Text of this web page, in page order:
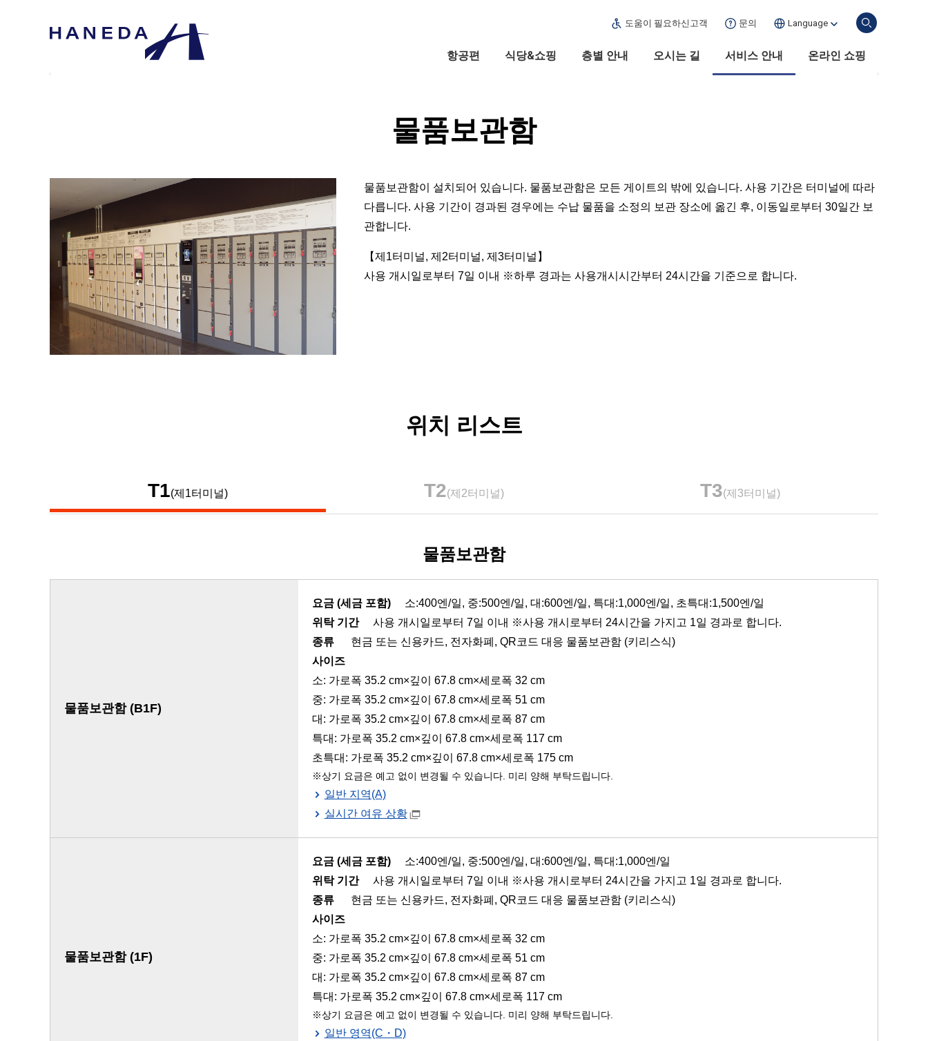
항공편 식당&쇼핑 층별 안내 오시는 길 서비스 안내 온라인 쇼핑
도움이 필요하신 고객 문의 Language
물품보관함
물품보관함이 설치되어 있습니다. 물품보관함은 모든 게이트의 밖에 있습니다. 사용 기간은 터미널에 따라
다릅니다. 사용 기간이 경과된 경우에는 수납 물품을 소정의 보관 장소에 옮긴 후, 이동일로부터 30일간 보
관합니다.
【제1터미널, 제2터미널, 제3터미널】
사용 개시일로부터 7일 이내 ※하루 경과는 사용개시시간부터 24시간을 기준으로 합니다.
위치 리스트
T1(제1터미널) T2(제2터미널) T3(제3터미널)
물품보관함
물품보관함 (B1F)
요금 (세금 포함)
소:400엔/일, 중:500엔/일, 대:600엔/일, 특대:1,000엔/일, 초특대:1,500엔/일
위탁 기간
사용 개시일로부터 7일 이내 ※사용 개시로부터 24시간을 가지고 1일 경과로 합니다.
종류
현금 또는 신용카드, 전자화폐, QR코드 대응 물품보관함 (키리스식)
사이즈
소: 가로폭 35.2 cm×깊이 67.8 cm×세로폭 32 cm
중: 가로폭 35.2 cm×깊이 67.8 cm×세로폭 51 cm
대: 가로폭 35.2 cm×깊이 67.8 cm×세로폭 87 cm
특대: 가로폭 35.2 cm×깊이 67.8 cm×세로폭 117 cm
초특대: 가로폭 35.2 cm×깊이 67.8 cm×세로폭 175 cm
상기 요금은 예고 없이 변경될 수 있습니다. 미리 양해 부탁드립니다.
일반 지역(A)
실시간 여유 상황
물품보관함 (1F)
요금 (세금 포함)
소:400엔/일, 중:500엔/일, 대:600엔/일, 특대:1,000엔/일
위탁 기간
사용 개시일로부터 7일 이내 ※사용 개시로부터 24시간을 가지고 1일 경과로 합니다.
종류
현금 또는 신용카드, 전자화폐, QR코드 대응 물품보관함 (키리스식)
사이즈
소: 가로폭 35.2 cm×깊이 67.8 cm×세로폭 32 cm
중: 가로폭 35.2 cm×깊이 67.8 cm×세로폭 51 cm
대: 가로폭 35.2 cm×깊이 67.8 cm×세로폭 87 cm
특대: 가로폭 35.2 cm×깊이 67.8 cm×세로폭 117 cm
상기 요금은 예고 없이 변경될 수 있습니다. 미리 양해 부탁드립니다.
일반 영역(C・D)